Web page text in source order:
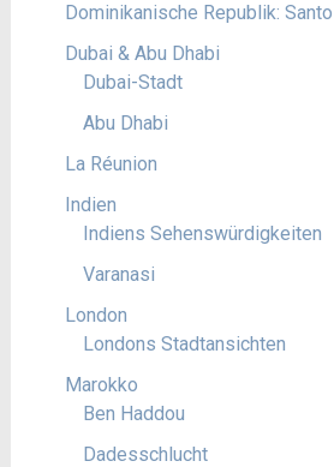
Dominikanische Republik:
Dubai & Abu Dhabi
Dubai-Stadt
Abu Dhabi
La Réunion
Indien
Indiens Sehenswürdigkeiten
Varanasi
London
Londons Stadtansichten
Marokko
Ben Haddou
Dadesschlucht